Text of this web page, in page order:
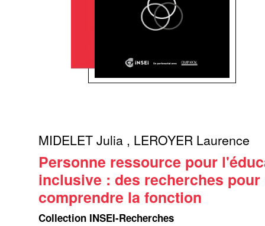
MIDELET Julia , LEROYER Laurence
Personne ressource pour
inclusive : des recherches pour
comprendre la fonction
Collection INSEI-Recherches